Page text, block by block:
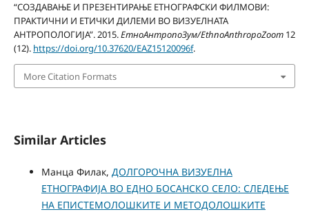
“СОЗДАВАЊЕ И ПРЕЗЕНТИРАЊЕ ЕТНОГРАФСКИ ФИЛМОВИ:
ПРАКТИЧНИ И ЕТИЧКИ ДИЛЕМИ ВО ВИЗУЕЛНАТА
АНТРОПОЛОГИЈА”. 2015.ЕтноАнтропоЗум/EthnoAnthropoZoom12
(12). https://doi.org/10.37620/EAZ15120096f.
More Citation Formats
Similar Articles
Манца Филак, ДОЛГОРОЧНА ВИЗУЕЛНА
ЕТНОГРАФИЈА ВО ЕДНО БОСАНСКО СЕЛО: СЛЕДЕЊЕ
НА ЕПИСТЕМОЛОШКИТЕ И МЕТОДОЛОШКИТЕ